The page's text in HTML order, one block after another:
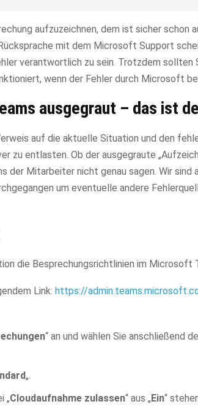
aufzuzeichnen, dem ist sicher schon
mit dem Microsoft Support
verantwortlich zu sein. Trotzdem sollten
wenn der Fehler durch Microsoft
ausgegraut – das ist
auf die aktuelle Situation und den
zu entlasten. Ob der ausgegraute
Mitarbeiter nicht genau sagen. Wir sind
um eventuelle andere
die Besprechungsrichtlinien im Microsoft
Link: https://
“ an und wählen Sie anschließend
„.
„Cloudaufnahme zulassen“ aus „Ein“